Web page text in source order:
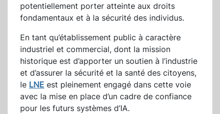
potentiellement porter atteinte aux droits
fondamentaux et à la sécurité des individus.
En tant qu’établissement public à caractère
industriel et commercial, dont la mission
historique est d’apporter un soutien à l’industrie
et d’assurer la sécurité et la santé des citoyens,
le LNE est pleinement engagé dans cette voie
avec la mise en place d’un cadre de confiance
pour les futurs systèmes d’IA.